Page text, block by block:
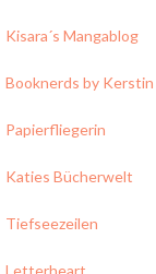
Kisara´s Mangablog
Booknerds by Kerstin
Papierfliegerin
Katies Bücherwelt
Tiefseezeilen